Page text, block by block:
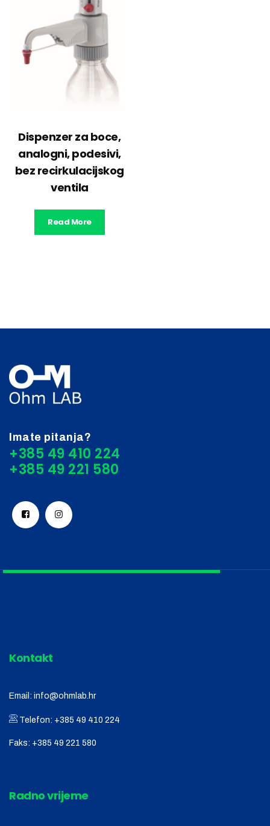
Dispenzer za boce,
analogni, podesivi,
bez recirkulacijskog
ventila
Read More
Imate pitanja?
+385 49 410 224
Kontakt
Email: info@ohmlab.hr
Telefon: +385 49 410 224
Faks: +385 49 221 580
Radno vrijeme